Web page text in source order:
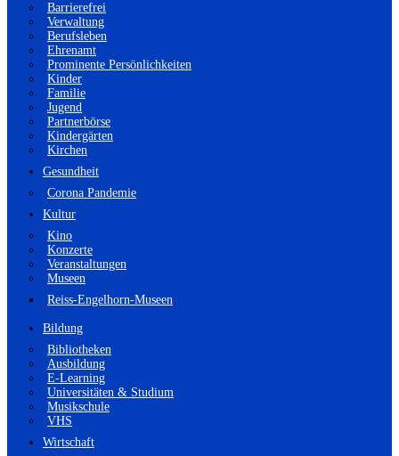
Barrierefrei
Verwaltung
Berufsleben
Ehrenamt
Prominente Persönlichkeiten
Kinder
Familie
Jugend
Partnerbörse
Kindergärten
Kirchen
Gesundheit
Corona Pandemie
Kultur
Kino
Konzerte
Veranstaltungen
Museen
Reiss-Engelhorn-Museen
Bildung
Bibliotheken
Ausbildung
E-Learning
Universitäten & Studium
Musikschule
VHS
Wirtschaft